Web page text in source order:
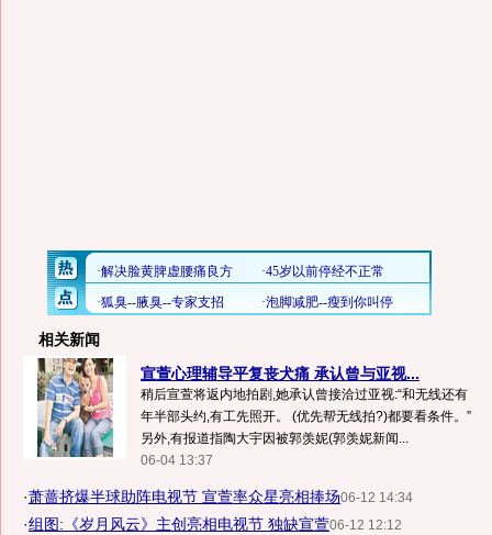
相关新闻
宣萱心理辅导平复丧犬痛 承认曾与亚视...
稍后宣萱将返内地拍剧,她承认曾接洽过亚视:“和无线还有
年半部头约,有工先照开。 (优先帮无线拍?)都要看条件。”
另外,有报道指陶大宇因被郭羡妮(郭羡妮新闻...
06-04 13:37
·萧蔷挤爆半球助阵电视节 宣萱率众星亮相捧场06-12 14:34
·组图:《岁月风云》主创亮相电视节 独缺宣萱06-12 12:12